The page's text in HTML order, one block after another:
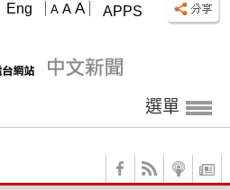
APPS
A A A
Eng
選單